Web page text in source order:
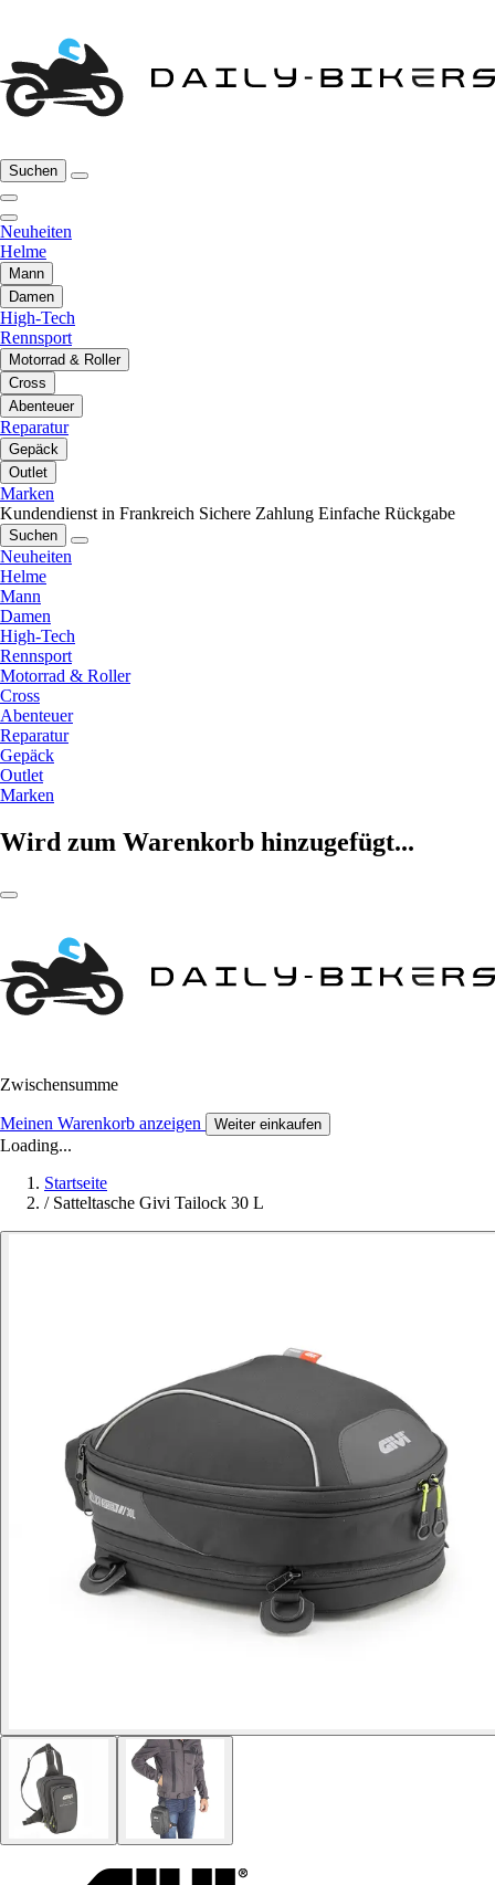
Suchen
Neuheiten
Helme
Mann
Damen
High-Tech
Rennsport
Motorrad & Roller
Cross
Abenteuer
Reparatur
Gepäck
Outlet
Marken
Kundendienst in Frankreich Sichere Zahlung Einfache Rückgabe
Suchen
Neuheiten
Helme
Mann
Damen
High-Tech
Rennsport
Motorrad & Roller
Cross
Abenteuer
Reparatur
Gepäck
Outlet
Marken
Wird zum Warenkorb hinzugefügt...
Zwischensumme
Meinen Warenkorb anzeigen Weiter einkaufen
Loading...
Startseite
/ Satteltasche Givi Tailock 30 L